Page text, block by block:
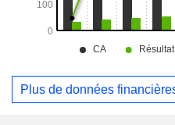
Plus de données